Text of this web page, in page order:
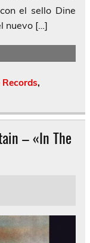
el sello Dine
nuevo […]
,
– «In The